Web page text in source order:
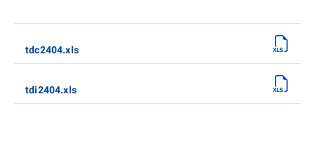
tdc2404.xls
tdi2404.xls